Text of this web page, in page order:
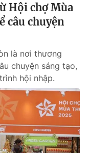
Hội chợ Mùa
câu chuyện
là nơi thương
chuyện sáng tạo,
hội nhập.